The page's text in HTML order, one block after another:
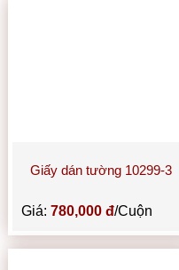
Giấy dán tường 10299-3
Giá:780,000 đ/Cuộn